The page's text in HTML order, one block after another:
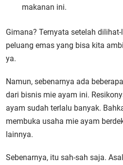
makanan ini.
Gimana? Ternyata setelah
peluang emas yang bisa kita
ya.
Namun, sebenarnya ada
dari bisnis mie ayam ini.
ayam sudah terlalu banyak.
membuka usaha mie ayam
lainnya.
Sebenarnya, itu sah-sah saja.